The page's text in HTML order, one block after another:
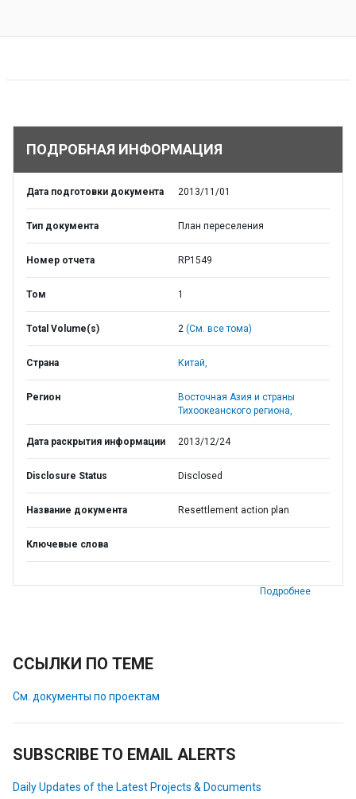
ПОДРОБНАЯ ИНФОРМАЦИЯ
Дата подготовки документа 2013/11/01
Тип документа План переселения
Номер отчета RP1549
Том 1
Total Volume(s) 2 (См. все тома)
Страна Китай,
Регион
Восточная Азия и страны
Тихоокеанского региона,
Дата раскрытия информации 2013/12/24
Disclosure Status Disclosed
Название документа Resettlement action plan
Ключевые слова
Подробнее
ССЫЛКИ ПО ТЕМЕ
См. документы по проектам
SUBSCRIBE TO EMAIL ALERTS
Daily Updates of the Latest Projects & Documents